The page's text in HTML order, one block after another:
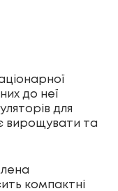
до неї
для
вирощувати та
компактні